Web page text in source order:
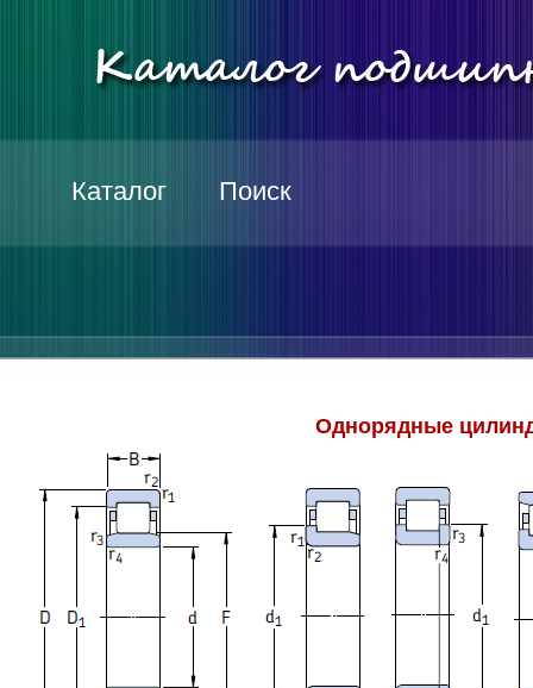
Каталог Поиск
Однорядные